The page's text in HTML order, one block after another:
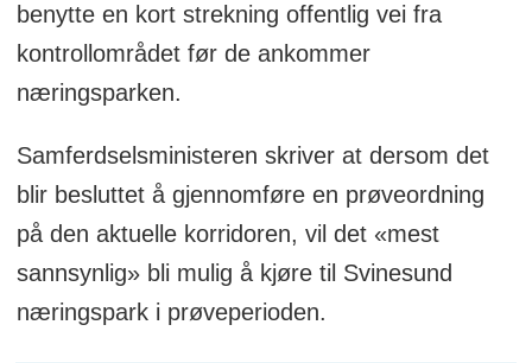
benytte en kort strekning offentlig vei fra
kontrollområdet før de ankommer
næringsparken.
Samferdselsministeren skriver at dersom det
blir besluttet å gjennomføre en prøveordning
på den aktuelle korridoren, vil det «mest
sannsynlig» bli mulig å kjøre til Svinesund
næringspark i prøveperioden.